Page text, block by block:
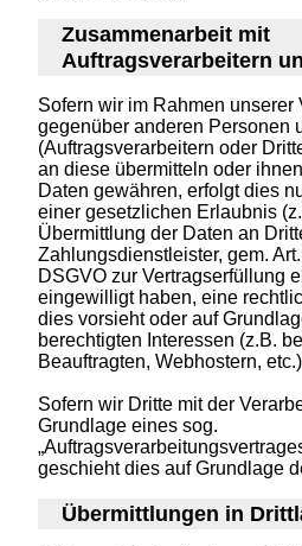
Zusammenarbeit mit
Auftragsverarbeitern
Sofern wir im Rahmen unserer
gegenüber anderen Personen
(Auftragsverarbeitern oder
an diese übermitteln oder
Daten gewähren, erfolgt dies
einer gesetzlichen Erlaubnis
Übermittlung der Daten an
Zahlungsdienstleister, gem.
DSGVO zur Vertragserfüllung
eingewilligt haben, eine
dies vorsieht oder auf
berechtigten Interessen (z.B.
Beauftragten, Webhostern,
Sofern wir Dritte mit der
Grundlage eines sog.
geschieht dies auf Grundlage
Übermittlungen in